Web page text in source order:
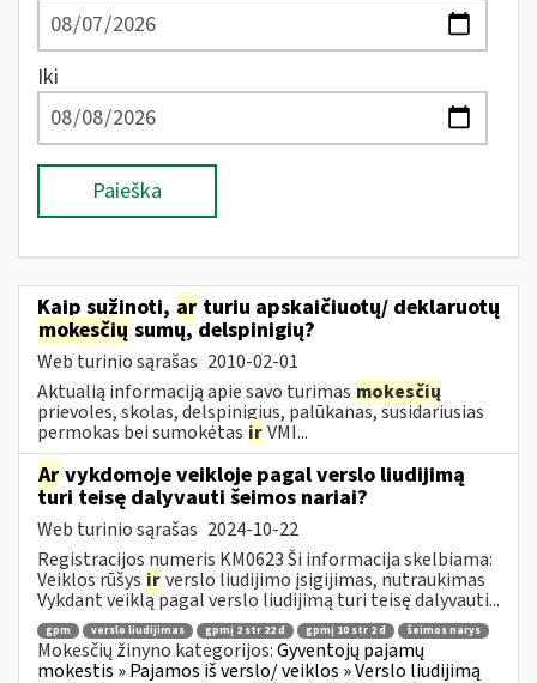
Iki
Paieška
Kaip sužinoti, ar turiu apskaičiuotų/ deklaruotų
mokesčių sumų, delspinigių?
Web turinio sąrašas 2010-02-01
Aktualią informaciją apie savo turimas mokesčių
prievoles, skolas, delspinigius, palūkanas, susidariusias
permokas bei sumokėtas irVMI...
Ar vykdomoje veikloje pagal verslo liudijimą
turi teisę dalyvauti šeimos nariai?
Web turinio sąrašas 2024-10-22
Registracijos numeris KM0623 Ši informacija skelbiama:
Veiklos rūšys irverslo liudijimo įsigijimas, nutraukimas
Vykdant veiklą pagal verslo liudijimą turi teisę dalyvauti...
gpm verslo liudijimas gpmį 2 str 22 d gpmį 10 str 2 d šeimos narys
Mokesčių žinyno kategorijos:Gyventojų pajamų
mokestis » Pajamos iš verslo/ veiklos » Verslo liudijimą